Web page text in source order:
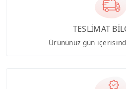
TESLİMAT
Ürününüz gün